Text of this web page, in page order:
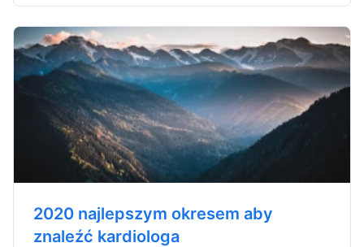
2020 najlepszym okresem aby
znaleźć kardiologa